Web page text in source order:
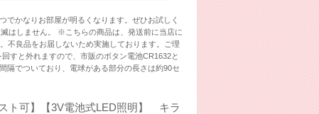
でかなりお部屋が明るくなります。ぜひお試しく
はしません。 ※こちらの商品は、発送前に当店に
不良品をお届しないため実施しております。ご理
すと外れますので、市販のボタン電池CR1632と
隔でついており、電球がある部分の長さは約90セ
スト可】【3V電池式LED照明】 キラ